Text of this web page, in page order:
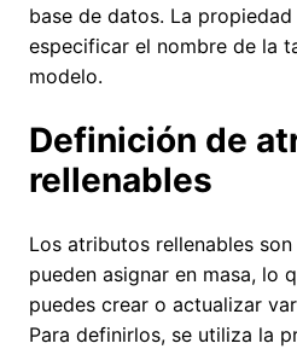
base de datos. La propiedad
especificar el nombre de la
modelo.
Definición de
rellenables
Los atributos rellenables
pueden asignar en masa, lo
puedes crear o actualizar
Para definirlos, se utiliza la